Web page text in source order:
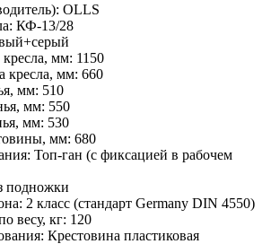
OLLS
КФ-13/28
мм: 1150
кресла, мм: 660
мм: 510
мм: 550
мм: 530
мм: 680
Топ-ган (с фиксацией в рабочем
подножки
2 класс (стандарт Germany DIN 4550)
весу, кг: 120
Крестовина пластиковая